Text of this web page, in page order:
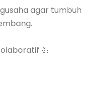
agar tumbuh
💪